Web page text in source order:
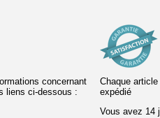
concernant
liens ci-dessous :
Chaque
expédié
Vous avez 14